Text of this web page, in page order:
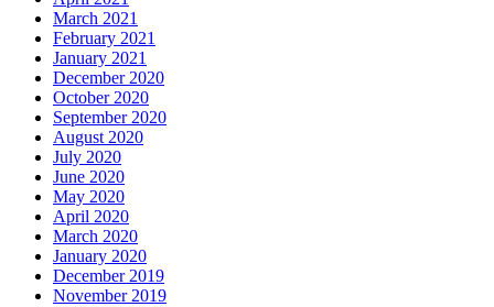
March 2021
February 2021
January 2021
December 2020
October 2020
September 2020
August 2020
July 2020
June 2020
May 2020
April 2020
March 2020
January 2020
December 2019
November 2019